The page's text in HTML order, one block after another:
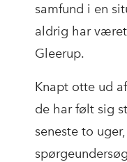
samfund i en
aldrig har
Gleerup.
Knapt otte ud
de har følt sig
seneste to